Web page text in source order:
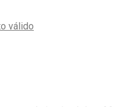
válido